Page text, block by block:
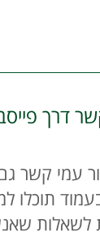
דרך
עמי קשר
תוכלו
לשאלות